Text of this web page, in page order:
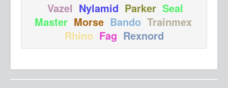
Vazel Nylamid Parker Seal
Master Morse Bando Trainmex
Rhino Fag Rexnord